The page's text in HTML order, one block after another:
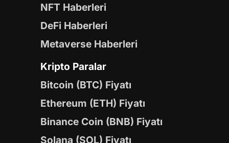
NFT Haberleri
DeFi Haberleri
Metaverse Haberleri
Kripto Paralar
Bitcoin (BTC) Fiyatı
Ethereum (ETH) Fiyatı
Binance Coin (BNB) Fiyatı
Solana (SOL) Fiyatı